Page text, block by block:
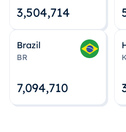
3,504,715
Brazil
BR
7,094,712